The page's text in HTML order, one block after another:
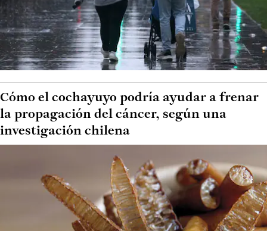
Cómo el cochayuyo podría ayudar a frenar
la propagación del cáncer, según una
investigación chilena